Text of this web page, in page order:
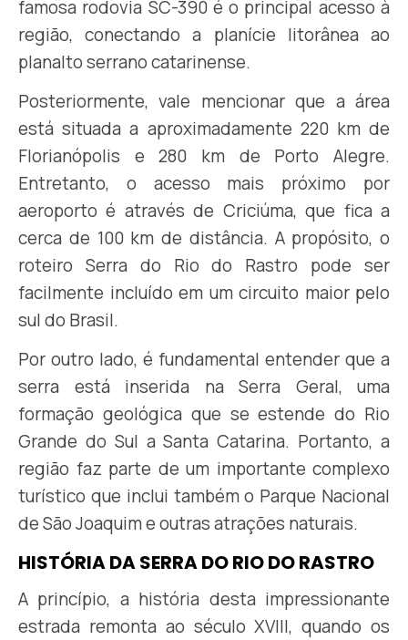
famosa rodovia SC-390 é o principal acesso à
região, conectando a planície litorânea ao
planalto serrano catarinense.
Posteriormente, vale mencionar que a área
está situada a aproximadamente 220 km de
Florianópolis e 280 km de Porto Alegre.
Entretanto, o acesso mais próximo por
aeroporto é através de Criciúma, que fica a
cerca de 100 km de distância. A propósito, o
roteiro Serra do Rio do Rastro pode ser
facilmente incluído em um circuito maior pelo
sul do Brasil.
Por outro lado, é fundamental entender que a
serra está inserida na Serra Geral, uma
formação geológica que se estende do Rio
Grande do Sul a Santa Catarina. Portanto, a
região faz parte de um importante complexo
turístico que inclui também o Parque Nacional
de São Joaquim e outras atrações naturais.
HISTÓRIA DA SERRA DO RIO DO RASTRO
A princípio, a história desta impressionante
estrada remonta ao século XVIII, quando os